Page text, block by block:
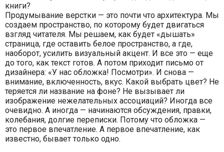
книги?
Продумывание верстки — это почти что архитектура. Мы
создаем пространство, по которому будет двигаться
взгляд читателя. Мы решаем, как будет «дышать»
страница, где оставить белое пространство, а где,
наоборот, усилить визуальный акцент. И все это — еще
до того, как текст готов. А потом приходит письмо от
дизайнера: «У нас обложка! Посмотри». И снова —
внимание, включенность, вкус. Какой выбрать цвет? Не
теряется ли название на фоне? Не вызывает ли
изображение нежелательных ассоциаций? Иногда все
очевидно. А иногда — начинаются обсуждения, правки,
колебания, долгие переписки. Потому что обложка —
это первое впечатление. А первое впечатление, как
известно, бывает только одно.